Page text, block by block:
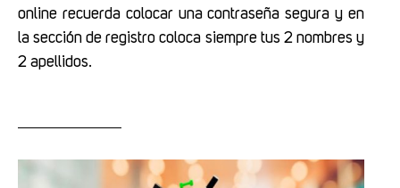
online recuerda colocar una contraseña segura y en
la sección de registro coloca siempre tus 2 nombres y
2 apellidos.